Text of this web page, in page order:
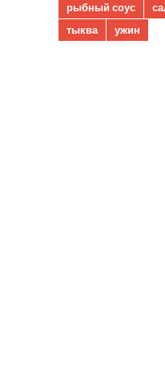
рыбный соус
тыква
ужин